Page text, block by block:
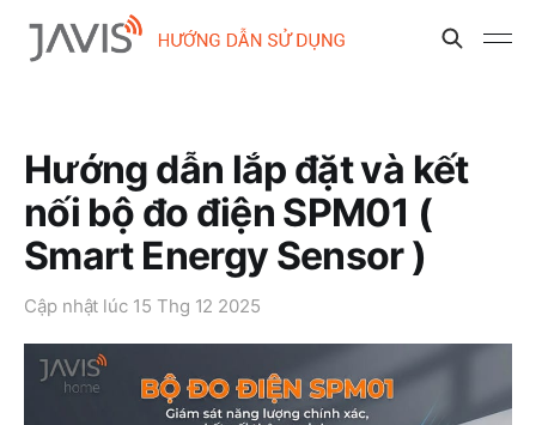
Hướng dẫn lắp đặt và kết
nối bộ đo điện SPM01 (
Smart Energy Sensor )
Cập nhật lúc 15 Thg 12 2025